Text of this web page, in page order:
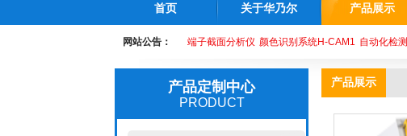
首页 关于华乃尔 产品展示
网站公告： 端子截面分析仪 颜色识别系统H-CAM1 自动化检测
产品定制中心
PRODUCT
产品展示